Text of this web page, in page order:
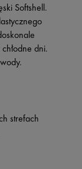
Softshell.
dni.
strefach